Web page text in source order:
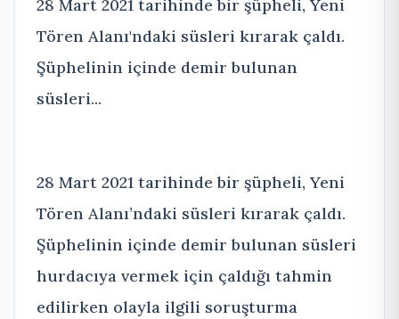
28 Mart 2021 tarihinde bir şüpheli, Yeni
Tören Alanı'ndaki süsleri kırarak çaldı.
Şüphelinin içinde demir bulunan
süsleri...
28 Mart 2021 tarihinde bir şüpheli, Yeni
Tören Alanı’ndaki süsleri kırarak çaldı.
Şüphelinin içinde demir bulunan süsleri
hurdacıya vermek için çaldığı tahmin
edilirken olayla ilgili soruşturma